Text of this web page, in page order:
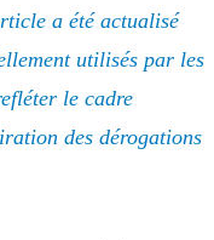
a été actualisé
utilisés par les
le cadre
des dérogations